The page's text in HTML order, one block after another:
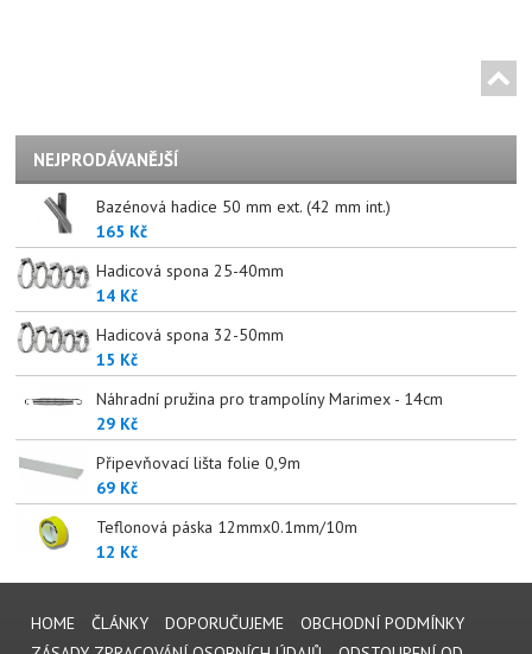
NEJPRODÁVANĚJŠÍ
Bazénová hadice 50 mm ext. (42 mm int.)
165 Kč
Hadicová spona 25-40mm
14 Kč
Hadicová spona 32-50mm
15 Kč
Náhradní pružina pro trampolíny Marimex - 14cm
29 Kč
Připevňovací lišta folie 0,9m
69 Kč
Teflonová páska 12mmx0.1mm/10m
12 Kč
HOME ČLÁNKY DOPORUČUJEME
OBCHODNÍ PODMÍNKY